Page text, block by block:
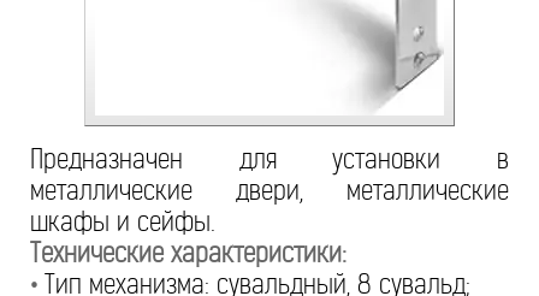
Предназначен для установки в
металлические двери, металлические
шкафы и сейфы.
Технические характеристики:
• Тип механизма: сувальдный, 8 сувальд;